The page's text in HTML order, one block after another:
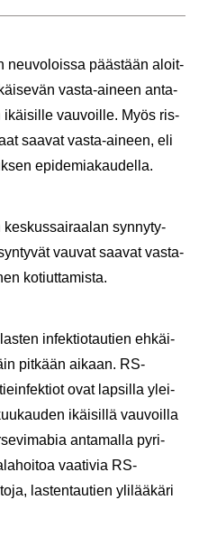
neu­vo­lois­sa pääs­tään aloit­
vasta-​aineen an­ta­
ikäi­sil­le vau­voil­le. Myös ris­
saa­vat vasta-​aineen, eli
epi­de­mia­kau­del­la.
kes­kus­sai­raa­lan syn­ny­ty­
vau­vat saa­vat vasta-​
ko­tiut­ta­mis­ta.
in­fek­tio­tau­tien eh­käi­
pit­kään ai­kaan. RS-​
ovat lap­sil­la ylei­
ikäi­sil­lä vau­voil­la
an­ta­mal­la py­ri­
vaa­ti­via RS-​
las­ten­tau­tien yli­lää­kä­ri